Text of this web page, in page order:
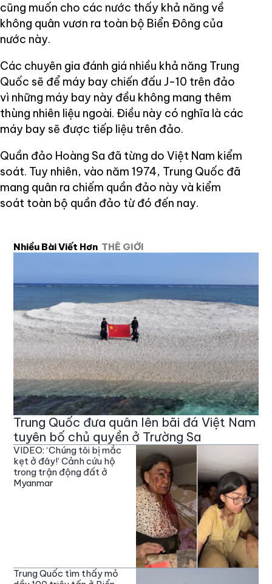
cũng muốn cho các nước thấy khả năng về
không quân vươn ra toàn bộ Biển Đông của
nước này.
Các chuyên gia đánh giá nhiều khả năng Trung
Quốc sẽ để máy bay chiến đấu J-10 trên đảo
vì những máy bay này đều không mang thêm
thùng nhiên liệu ngoài. Điều này có nghĩa là các
máy bay sẽ được tiếp liệu trên đảo.
Quần đảo Hoàng Sa đã từng do Việt Nam kiểm
soát. Tuy nhiên, vào năm 1974, Trung Quốc đã
mang quân ra chiếm quần đảo này và kiểm
soát toàn bộ quần đảo từ đó đến nay.
Nhiều Bài Viết Hơn THẾ GIỚI
Trung Quốc đưa quân lên bãi đá Việt Nam
tuyên bố chủ quyền ở Trường Sa
VIDEO: ‘Chúng tôi bị mắc
kẹt ở đây!’ Cảnh cứu hộ
trong trận động đất ở
Myanmar
Trung Quốc tìm thấy mỏ